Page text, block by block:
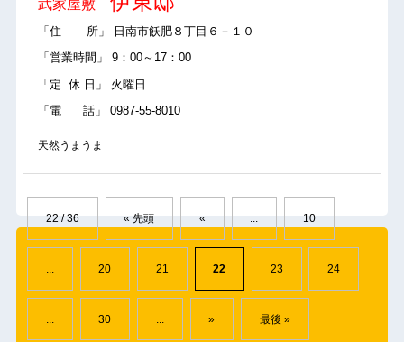
武家屋敷
「住 所」 日南市飫肥８丁目６－１０
「営業時間」 9：00～17：00
「定 休 日」 火曜日
「電 話」 0987-55-8010
天然うまうま
22 / 36 « 先頭 « ... 10
... 20 21 22 23 24
30 » 最後 »